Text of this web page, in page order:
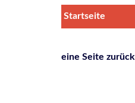
Startseite
eine Seite zurück